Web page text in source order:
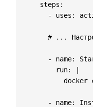
steps :
- uses :
# ...
- name:
run:
docker
- name: